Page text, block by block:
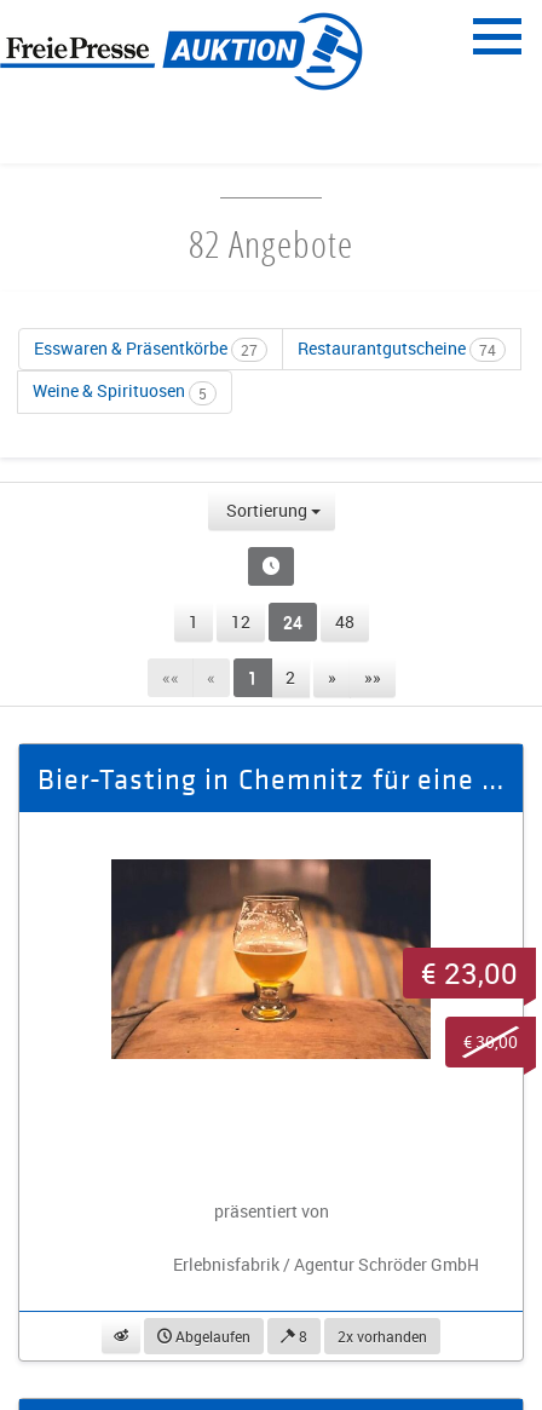
Menü
82 Angebote
Esswaren & Präsentkörbe 27 Restaurantgutscheine 74
Weine & Spirituosen 5
Sortierung
1 12 24 48
«« « 1 2 » »»
Bier-Tasting in Chemnitz für eine Person
präsentiert von
Erlebnisfabrik / Agentur Schröder GmbH
beobachtenAbgelaufen 8 2x vorhanden
€ 23,00
€ 30,00